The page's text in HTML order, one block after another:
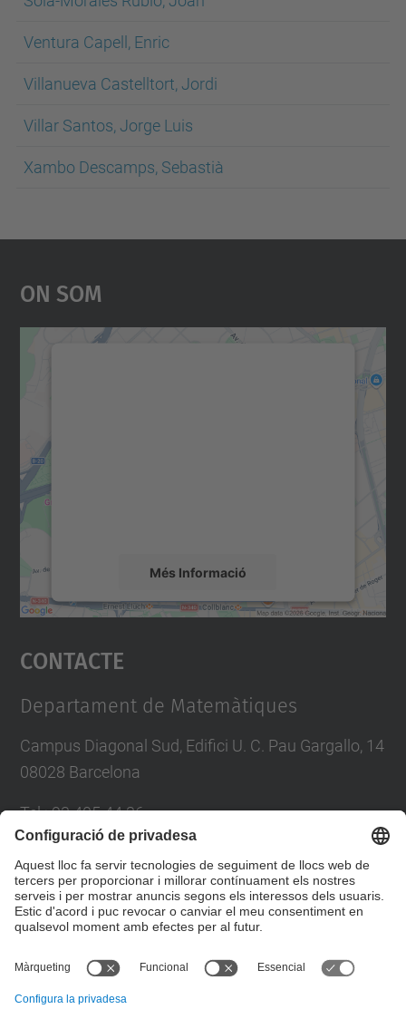
Ventura Capell, Enric
Villanueva Castelltort, Jordi
Villar Santos, Jorge Luis
Xambo Descamps, Sebastià
On Som
Més Informació
Accepta
powered by
Contacte
Departament de Matemàtiques
Campus Diagonal Sud, Edifici U. C. Pau Gargallo, 14
08028 Barcelona
Tel.:93 405 44 36
Directori UPC
Formulari de contacte